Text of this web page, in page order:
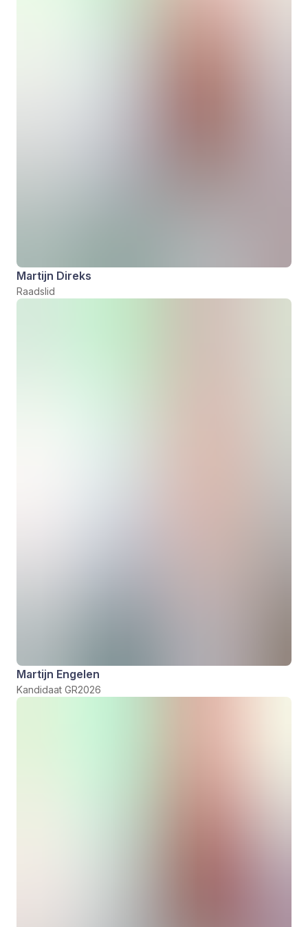
Martijn Direks
Raadslid
Martijn Engelen
Kandidaat GR2026